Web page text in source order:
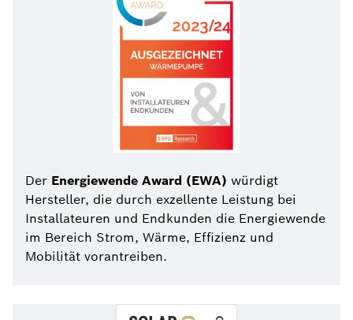
Der Energiewende Award (EWA) würdigt
Hersteller, die durch exzellente Leistung bei
Installateuren und Endkunden die Energiewende
im Bereich Strom, Wärme, Effizienz und
Mobilität vorantreiben.